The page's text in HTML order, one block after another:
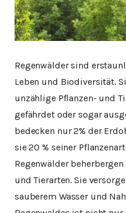
Regenwälder sind
Leben und Biodiversität.
unzählige Pflanzen- und
gefährdet oder sogar
bedecken nur 2% der
sie 20 % seiner
Regenwälder
und Tierarten. Sie
sauberem Wasser und